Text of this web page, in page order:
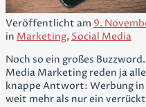
Veröffentlicht am 9.
in Marketing, Social Media
Noch so ein großes
Media Marketing reden ja
knappe Antwort: Werbung
weit mehr als nur ein